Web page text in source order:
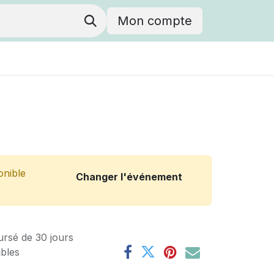
Mon compte
Changer l'événement
de 30 jours